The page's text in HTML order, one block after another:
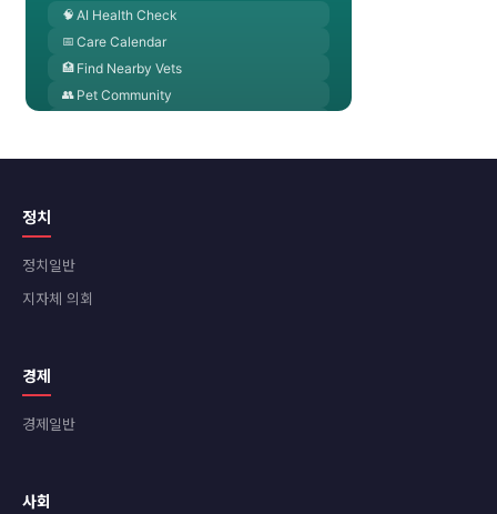
정치
정치일반
지자체 의회
경제
경제일반
사회